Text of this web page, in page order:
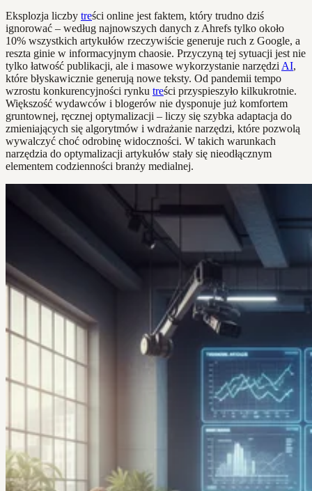
Eksplozja liczby treści online jest faktem, który trudno dziś
ignorować – według najnowszych danych z Ahrefs tylko około
10% wszystkich artykułów rzeczywiście generuje ruch z Google, a
reszta ginie w informacyjnym chaosie. Przyczyną tej sytuacji jest nie
tylko łatwość publikacji, ale i masowe wykorzystanie narzędzi AI,
które błyskawicznie generują nowe teksty. Od pandemii tempo
wzrostu konkurencyjności rynku treści przyspieszyło kilkukrotnie.
Większość wydawców i blogerów nie dysponuje już komfortem
gruntownej, ręcznej optymalizacji – liczy się szybka adaptacja do
zmieniających się algorytmów i wdrażanie narzędzi, które pozwolą
wywalczyć choć odrobinę widoczności. W takich warunkach
narzędzia do optymalizacji artykułów stały się nieodłącznym
elementem codzienności branży medialnej.